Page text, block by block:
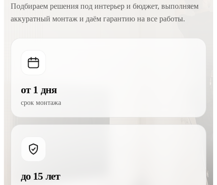
Подбираем решения под интерьер и бюджет, выполняем
аккуратный монтаж и даём гарантию на все работы.
от 1 дня
срок монтажа
до 15 лет